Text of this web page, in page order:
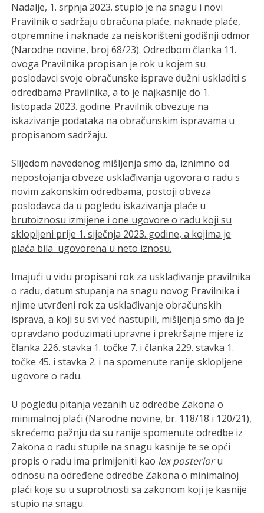
Nadalje, 1. srpnja 2023. stupio je na snagu i novi
Pravilnik o sadržaju obračuna plaće, naknade plaće,
otpremnine i naknade za neiskorišteni godišnji odmor
(Narodne novine, broj 68/23). Odredbom članka 11.
ovoga Pravilnika propisan je rok u kojem su
poslodavci svoje obračunske isprave dužni uskladiti s
odredbama Pravilnika, a to je najkasnije do 1.
listopada 2023. godine. Pravilnik obvezuje na
iskazivanje podataka na obračunskim ispravama u
propisanom sadržaju.
Slijedom navedenog mišljenja smo da, iznimno od
nepostojanja obveze usklađivanja ugovora o radu s
novim zakonskim odredbama, postoji obveza
poslodavca da u pogledu iskazivanja plaće u
brutoiznosu izmijene i one ugovore o radu koji su
sklopljeni prije 1. siječnja 2023. godine, a kojima je
plaća bila ugovorena u neto iznosu.
Imajući u vidu propisani rok za usklađivanje pravilnika
o radu, datum stupanja na snagu novog Pravilnika i
njime utvrđeni rok za usklađivanje obračunskih
isprava, a koji su svi već nastupili, mišljenja smo da je
opravdano poduzimati upravne i prekršajne mjere iz
članka 226. stavka 1. točke 7. i članka 229. stavka 1.
točke 45. i stavka 2. i na spomenute ranije sklopljene
ugovore o radu.
U pogledu pitanja vezanih uz odredbe Zakona o
minimalnoj plaći (Narodne novine, br. 118/18 i 120/21),
skrećemo pažnju da su ranije spomenute odredbe iz
Zakona o radu stupile na snagu kasnije te se opći
propis o radu ima primijeniti kao lex posterioru
odnosu na određene odredbe Zakona o minimalnoj
plaći koje su u suprotnosti sa zakonom koji je kasnije
stupio na snagu.